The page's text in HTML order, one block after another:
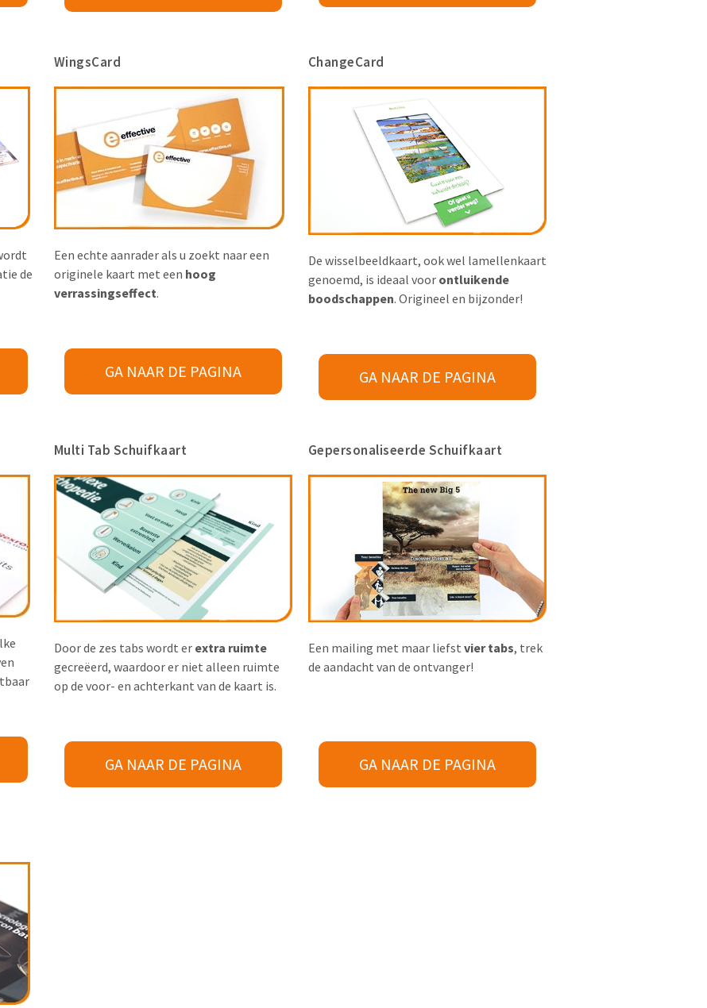
de
WingsCard
Een echte aanrader als u zoekt naar een
originele kaart met een hoog
verrassingseffect.
GA NAAR DE PAGINA
ChangeCard
De wisselbeeldkaart, ook wel lamellenkaart
genoemd, is ideaal voor ontluikende
boodschappen. Origineel en bijzonder!
GA NAAR DE PAGINA
Multi Tab Schuifkaart
Door de zes tabs wordt er extra ruimte
gecreëerd, waardoor er niet alleen ruimte
op de voor- en achterkant van de kaart is.
GA NAAR DE PAGINA
Gepersonaliseerde Schuifkaart
Een mailing met maar liefst vier tabs, trek
de aandacht van de ontvanger!
GA NAAR DE PAGINA